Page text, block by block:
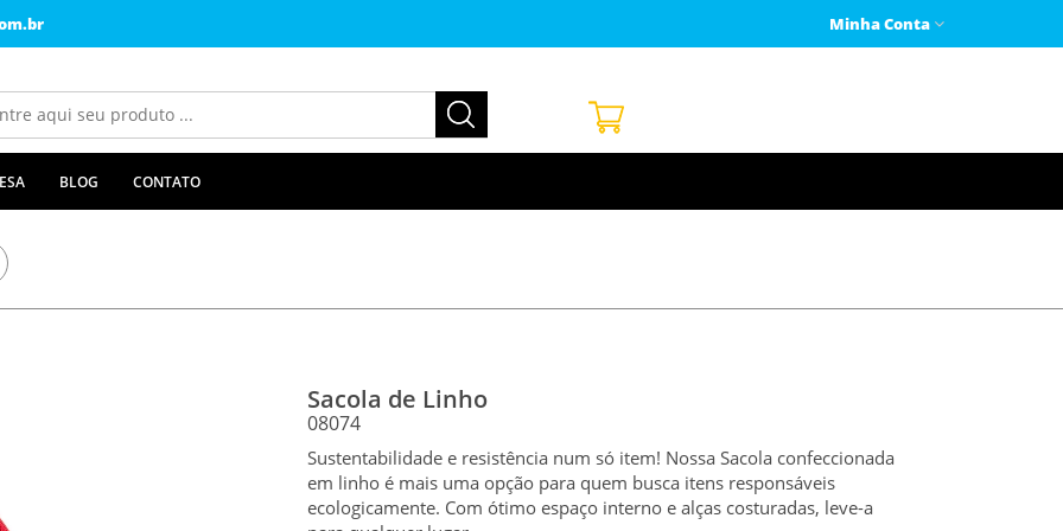
Minha Conta
BLOG CONTATO
Sacola de Linho
08074
Sustentabilidade e resistência num só item! Nossa Sacola confeccionada
em linho é mais uma opção para quem busca itens responsáveis
ecologicamente. Com ótimo espaço interno e alças costuradas, leve-a